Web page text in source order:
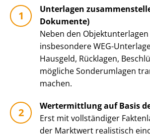
Unterlagen
Dokumente)
Neben den
insbesondere WEG-
Hausgeld, Rücklagen,
mögliche Sonderumlagen
machen.
Wertermittlung auf Basis
Erst mit vollständiger
der Marktwert realistisch